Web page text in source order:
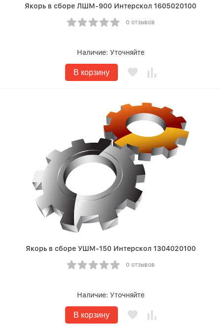
Якорь в сборе ЛШМ-900 Интерскол 1605020100
0 отзывов
Наличие: Уточняйте
В корзину
Якорь в сборе УШМ-150 Интерскол 1304020100
0 отзывов
Наличие: Уточняйте
В корзину